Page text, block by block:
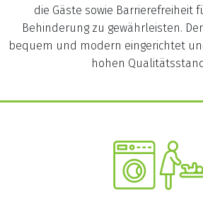
die Gäste sowie Barrierefreiheit
Behinderung zu gewährleisten.
bequem und modern eingerichtet
hohen